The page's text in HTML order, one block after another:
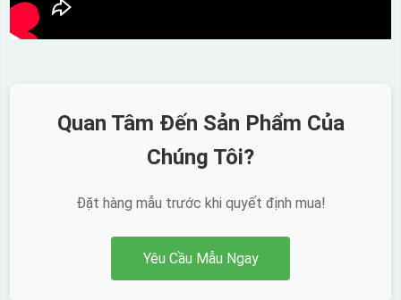
Quan Tâm Đến Sản Phẩm Của
Chúng Tôi?
Đặt hàng mẫu trước khi quyết định mua!
Yêu Cầu Mẫu Ngay